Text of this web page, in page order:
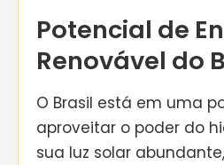
Potencial de
Renovável do
O Brasil está em uma
aproveitar o poder do
sua luz solar